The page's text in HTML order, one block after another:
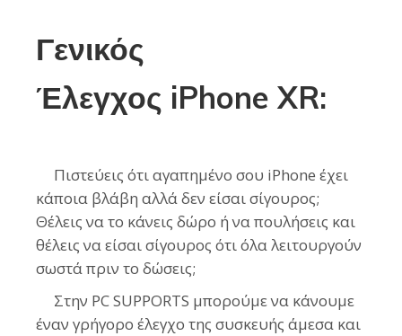
Γενικός
Έλεγχος iPhone XR:
Πιστεύεις ότι αγαπημένο σου iPhone έχει
κάποια βλάβη αλλά δεν είσαι σίγουρος;
Θέλεις να το κάνεις δώρο ή να πουλήσεις και
θέλεις να είσαι σίγουρος ότι όλα λειτουργούν
σωστά πριν το δώσεις;
Στην PC SUPPORTS μπορούμε να κάνουμε
έναν γρήγορο έλεγχο της συσκευής άμεσα και